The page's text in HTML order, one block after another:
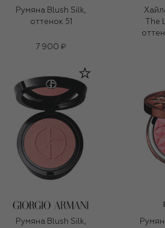
Румяна Blush Silk,
оттенок 51
7 900 ₽
The
Румяна Blush Silk,